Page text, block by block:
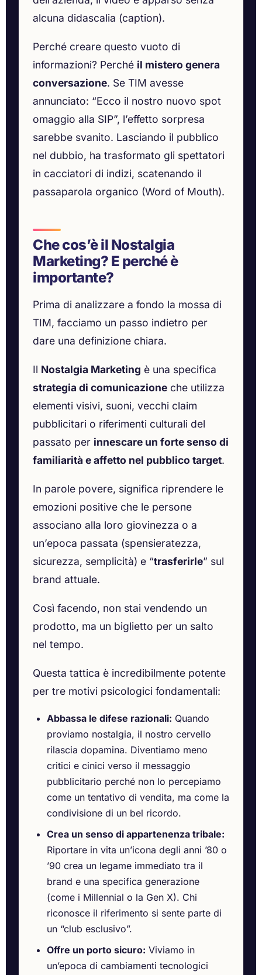
alcuna didascalia (caption).
Perché creare questo vuoto di
informazioni? Perché il mistero genera
conversazione. Se TIM avesse
annunciato: “Ecco il nostro nuovo spot
omaggio alla SIP”, l’effetto sorpresa
sarebbe svanito. Lasciando il pubblico
nel dubbio, ha trasformato gli spettatori
in cacciatori di indizi, scatenando il
passaparola organico (Word of Mouth).
Che cos’è il Nostalgia
Marketing? E perché è
importante?
Prima di analizzare a fondo la mossa di
TIM, facciamo un passo indietro per
dare una definizione chiara.
Il Nostalgia Marketing è una specifica
strategia di comunicazione che utilizza
elementi visivi, suoni, vecchi claim
pubblicitari o riferimenti culturali del
passato per innescare un forte senso di
familiarità e affetto nel pubblico target.
In parole povere, significa riprendere le
emozioni positive che le persone
associano alla loro giovinezza o a
un’epoca passata (spensieratezza,
sicurezza, semplicità) e “trasferirle” sul
brand attuale.
Così facendo, non stai vendendo un
prodotto, ma un biglietto per un salto
nel tempo.
Questa tattica è incredibilmente potente
per tre motivi psicologici fondamentali:
Abbassa le difese razionali: Quando
proviamo nostalgia, il nostro cervello
rilascia dopamina. Diventiamo meno
critici e cinici verso il messaggio
pubblicitario perché non lo percepiamo
come un tentativo di vendita, ma come la
condivisione di un bel ricordo.
Crea un senso di appartenenza tribale:
Riportare in vita un’icona degli anni ’80 o
’90 crea un legame immediato tra il
brand e una specifica generazione
(come i Millennial o la Gen X). Chi
riconosce il riferimento si sente parte di
un “club esclusivo”.
Offre un porto sicuro: Viviamo in
un’epoca di cambiamenti tecnologici